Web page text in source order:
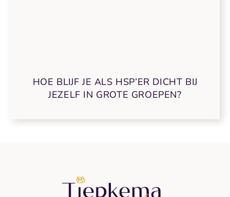
HOE BLIJF JE ALS HSP’ER DICHT BIJ
JEZELF IN GROTE GROEPEN?